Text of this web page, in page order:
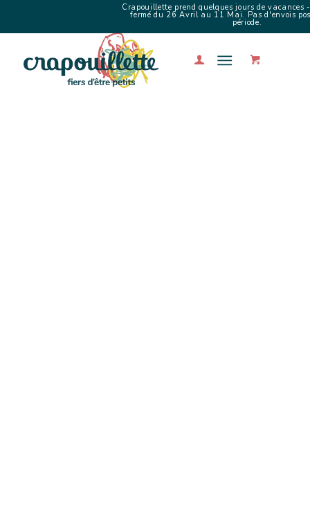
Crapouillette prend quelques jours de vacances
fermé du 26 Avril au 11 Mai. Pas d'envois
période.